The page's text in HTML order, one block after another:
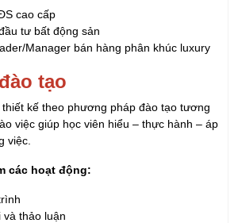
cao cấp
tư bất động sản
Manager bán hàng phân khúc luxury
tạo
kế theo phương pháp đào tạo tương
việc giúp học viên hiểu – thực hành – áp
việc.
các hoạt động:
và thảo luận